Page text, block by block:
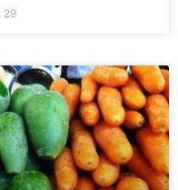
29 בדצמבר 2024